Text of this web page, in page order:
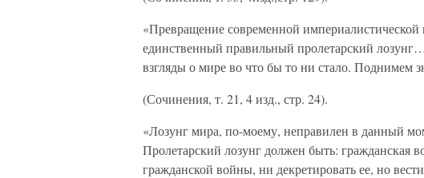
«Превращение современной
единственный правильный пролетарский
взгляды о мире во что бы то ни стало. Поднимем
(Сочинения, т. 21, 4 изд., стр. 24).
«Лозунг мира, по-моему, неправилен в данный
Пролетарский лозунг должен быть:
гражданской войны, ни декретировать ее, но